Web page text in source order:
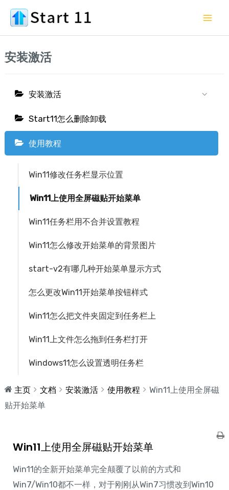
内
容安装激活
安装激活
Start11怎么删除卸载
使用教程
Win11修改任务栏显示位置
Win11上使用全屏磁贴开始菜单
Win11任务栏用不合并设置教程
Win11怎么修改开始菜单的背景图片
start-v2有哪几种开始菜单显示方式
怎么更改Win11开始菜单按钮样式
Win11怎么把文件夹固定到任务栏上
Win11上文件怎么拖到任务栏打开
Windows11怎么设置透明任务栏
主页 文档 安装激活 使用教程
Win11上使用全屏磁
贴开始菜单
Win11上使用全屏磁贴开始菜单
Win11的全新开始菜单完全颠覆了以前的方式和
Win7/Win10都不一样，对于刚刚从Win7习惯改到Win10
档
导
航